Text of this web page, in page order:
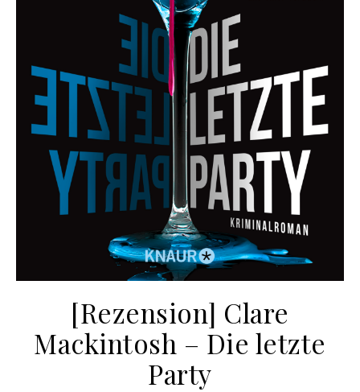
[Rezension] Clare
Mackintosh – Die letzte
Party